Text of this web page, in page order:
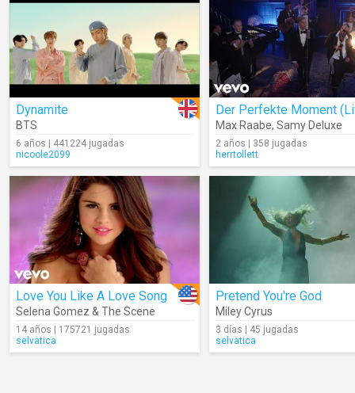
Dynamite
BTS
6 años | 441224 jugadas
nicoole2099
Der Perfekte Moment
Max Raabe, Samy Deluxe
2 años | 358 jugadas
herrtollett
Love You Like A Love Song
Selena Gomez & The Scene
14 años | 175721 jugadas
selvatica
Pretend You're God
Miley Cyrus
3 días | 45 jugadas
selvatica